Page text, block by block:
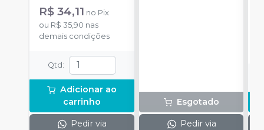
R$ 34,11 no Pix
ou R$ 35,90 nas
demais condições
Qtd :
Adicionar ao
carrinho
Pedir via
Esgotado
Pedir via